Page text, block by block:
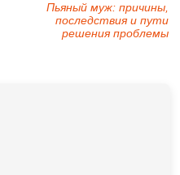
Пьяный муж: причины,
последствия и пути
решения проблемы